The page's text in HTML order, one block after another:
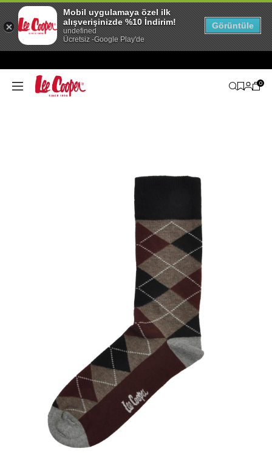
0
Mobil uygulamaya özel ilk
alışverişinizde %10 İndirim!
undefined
Ücretsiz -Google Play'de
Görüntüle